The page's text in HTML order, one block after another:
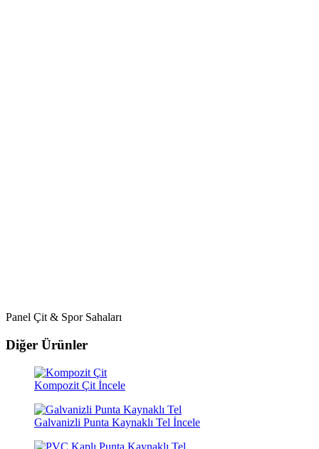
Panel Çit & Spor Sahaları
Diğer Ürünler
Kompozit Çit İncele
Galvanizli Punta Kaynaklı Tel İncele